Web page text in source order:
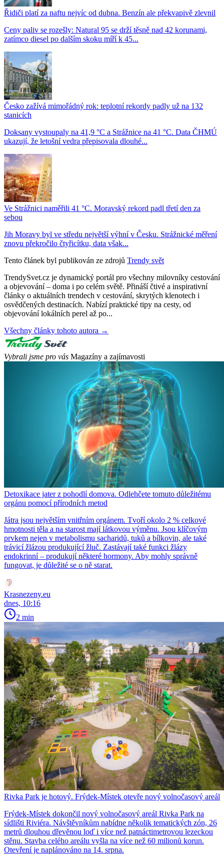
Řidiči platí za naftu nejvíc od dubna. Benzín ale překvapivě zlevnil
Ceny paliv se rozešly: Natural 95 se drží těsně nad 42 korunami,
zatímco diesel po dalším skoku míří k 45...
Česko zažívá mimořádný rok: teplotní rekordy padly už na 132
stanicích
Doksany vystoupaly na 41,9 °C a Strážnice na 41 °C. Data ČHMÚ
ukazují, že letošní vedra přepisovala dlouhé...
Ve Strážnici naměřili 41 °C. Moravský rekord padl třetí den za
sebou
Jih Moravy byl ve středu největší výhní v Česku. Strážnické měření
znovu překročilo čtyřicítku, data však...
Tento článek byl publikován ze zdrojů Trendy svět
TrendySvet.cz je dynamický portál pro všechny milovníky cestování
a objevování – doma i po celém světě. Přináší čtivé a inspirativní
články o aktuálních trendech v cestování, skrytých klenotech i
osvědčených destinacích. Nabízí praktické tipy na cesty, od
objevování lokálních perel až po...
Všechny články tohoto autora →
Vybrali jsme pro vás Magazíny a zajímavosti
Detoxikace jater z pohodlí domova. Odlehčete tomuto důležitému
orgánu pomocí přírodních metod
Játra jsou největším vnitřním orgánem. Tvoří okolo 2 % celkové
hmotnosti těla a na starost mají látkovou výměnu. Jsou klíčovým
prvkem nejen v metabolismu sacharidů, tuků a bílkovin, ale také
trávicí žlázou produkující žluč. Zastávají také funkci žlázy
endokrinní – produkují některé hormony. Aby mohly správně
fungovat, je důležité se o ně starat.
Krasnezeny.eu
dnes, 10:16
2 min
Rivka Park je hotový. Frýdek-Místek otevře nový volnočasový areál
Frýdek-Místek dokončil nový volnočasový areál Rivka Park na
sídlišti Riviéra. Návštěvníkům nabídne několik tematických zón, 26
metrů dlouhou dřevěnou loď i více než patnáctimetrovou lezeckou
stěnu. Stavba celého areálu vyšla na více než 60 milionů korun.
Otevření je naplánováno na 14. srpna.